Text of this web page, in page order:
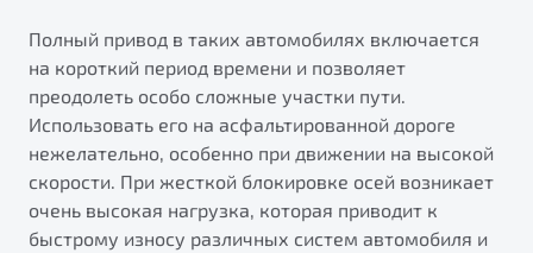
Полный привод в таких автомобилях включается
на короткий период времени и позволяет
преодолеть особо сложные участки пути.
Использовать его на асфальтированной дороге
нежелательно, особенно при движении на высокой
скорости. При жесткой блокировке осей возникает
очень высокая нагрузка, которая приводит к
быстрому износу различных систем автомобиля и